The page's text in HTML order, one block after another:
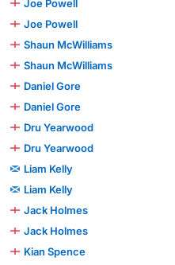
Joe Powell
Joe Powell
Shaun McWilliams
Shaun McWilliams
Daniel Gore
Daniel Gore
Dru Yearwood
Dru Yearwood
Liam Kelly
Liam Kelly
Jack Holmes
Jack Holmes
Kian Spence